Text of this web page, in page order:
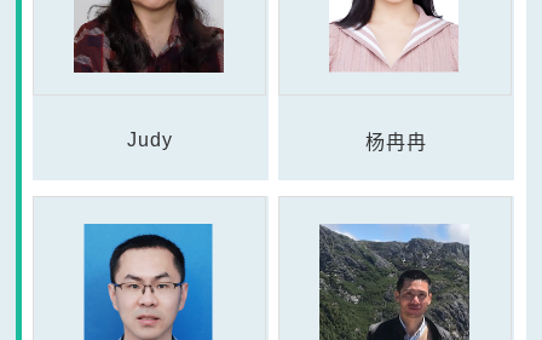
Judy 杨冉冉